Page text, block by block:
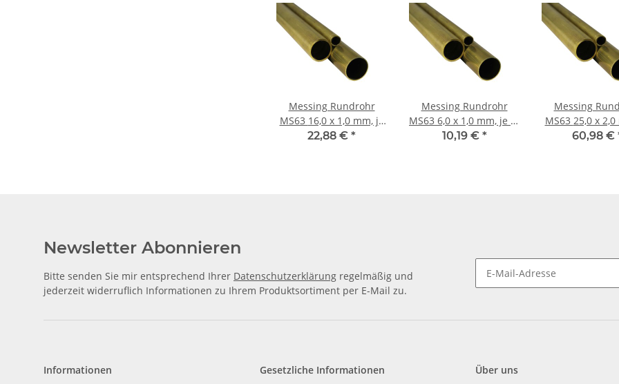
Messing Rundrohr
MS63 16,0 x 1,0 mm, je
m ± 5mm
22,88 € *
Messing Rundrohr
MS63 6,0 x 1,0 mm, je m
± 5mm
10,19 € *
Messing
MS63 25,0 x 2,0 mm, je
m ± 5mm
60,98 €
Newsletter Abonnieren
Bitte senden Sie mir entsprechend Ihrer Datenschutzerklärung regelmäßig und
jederzeit widerruflich Informationen zu Ihrem Produktsortiment per E-Mail zu.
Informationen Gesetzliche Informationen Über uns